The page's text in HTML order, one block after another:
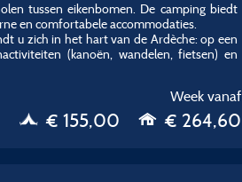
tussen eikenbomen. De camping biedt
en comfortabele accommodaties.
u zich in het hart van de Ardèche: op een
(kanoën, wandelen, fietsen) en
Week vanaf
€ 155,00 € 264,60